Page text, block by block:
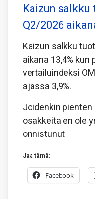
Kaizun
Q2/2026
Kaizun salkku
aikana 13,4%
vertailuindeksi
ajassa 3,9%.
Joidenkin
osakkeita en ole
onnistunut
Jaa tämä:
Facebook